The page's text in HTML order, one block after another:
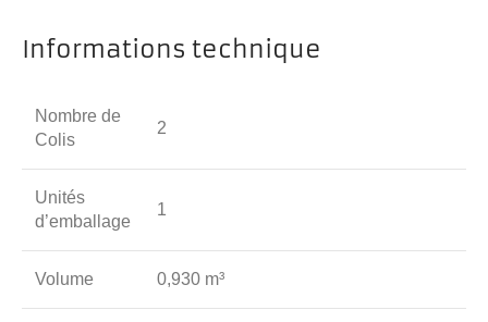
Informations technique
Nombre de
Colis
2
Unités
d’emballage
1
Volume 0,930 m³